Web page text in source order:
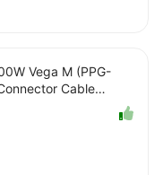
Vega M (PPG-
Cable